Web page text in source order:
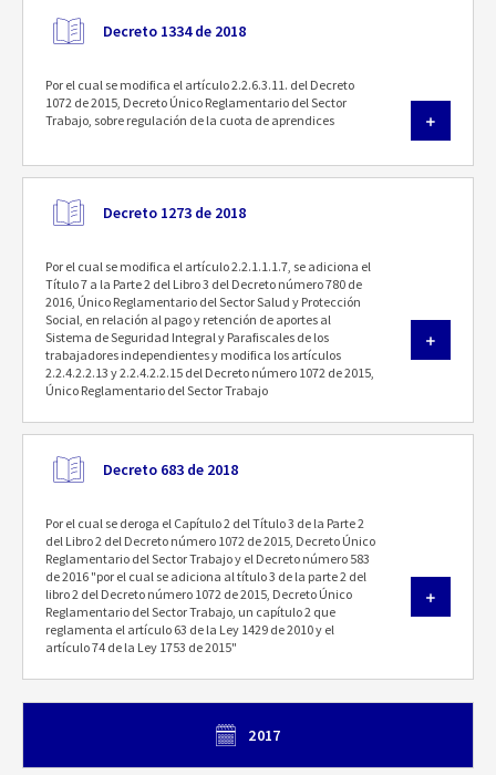
Decreto 1334 de 2018
Por el cual se modifica el artículo 2.2.6.3.11. del Decreto
1072 de 2015, Decreto Único Reglamentario del Sector
Trabajo, sobre regulación de la cuota de aprendices
Decreto 1273 de 2018
Por el cual se modifica el artículo 2.2.1.1.1.7, se adiciona el
Título 7 a la Parte 2 del Libro 3 del Decreto número 780 de
2016, Único Reglamentario del Sector Salud y Protección
Social, en relación al pago y retención de aportes al
Sistema de Seguridad Integral y Parafiscales de los
trabajadores independientes y modifica los artículos
2.2.4.2.2.13 y 2.2.4.2.2.15 del Decreto número 1072 de 2015,
Único Reglamentario del Sector Trabajo
Decreto 683 de 2018
Por el cual se deroga el Capítulo 2 del Título 3 de la Parte 2
del Libro 2 del Decreto número 1072 de 2015, Decreto Único
Reglamentario del Sector Trabajo y el Decreto número 583
de 2016 "por el cual se adiciona al título 3 de la parte 2 del
libro 2 del Decreto número 1072 de 2015, Decreto Único
Reglamentario del Sector Trabajo, un capítulo 2 que
reglamenta el artículo 63 de la Ley 1429 de 2010 y el
artículo 74 de la Ley 1753 de 2015"
2017